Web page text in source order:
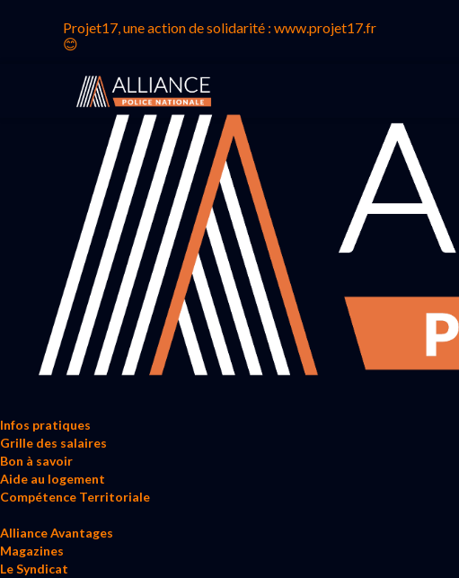
Projet17, une action de solidarité : www.projet17.fr
😊
Infos pratiques
Grille des salaires
Bon à savoir
Aide au logement
Compétence Territoriale
Alliance Avantages
Magazines
Le Syndicat